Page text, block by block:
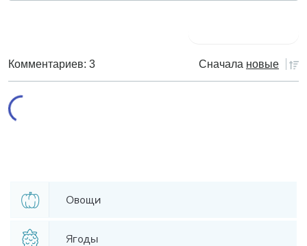
Комментариев: 3 Сначала новые
Овощи
Ягоды